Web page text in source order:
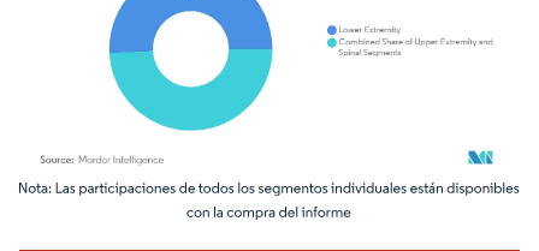
Imagen © Mordor Intelligence. El uso requiere atribución según CC BY 4.0.